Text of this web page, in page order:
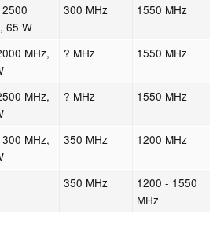
65 W
300 MHz 1550 MHz
MHz,
? MHz 1550 MHz
MHz,
? MHz 1550 MHz
MHz,
350 MHz 1200 MHz
350 MHz
1200 - 1550
MHz